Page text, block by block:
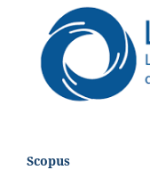
Scopus